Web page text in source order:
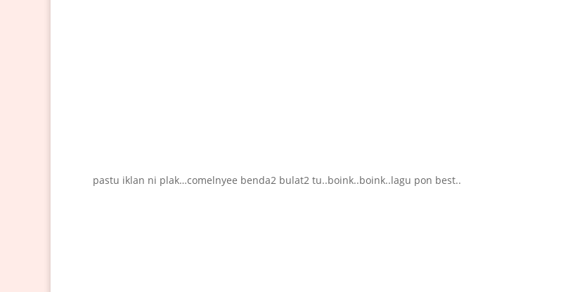
pastu iklan ni plak…comelnyee benda2 bulat2 tu..boink..boink..lagu pon best..